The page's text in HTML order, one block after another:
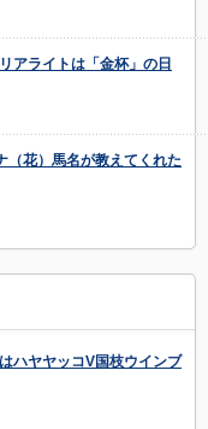
アライトは「金杯」の日
（花）馬名が教えてくれた
ハヤヤッコV国枝ウインブ